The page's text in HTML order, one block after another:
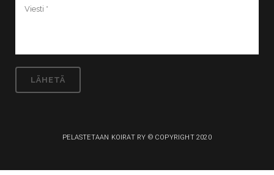
PELASTETAAN KOIRAT RY © COPYRIGHT 2020